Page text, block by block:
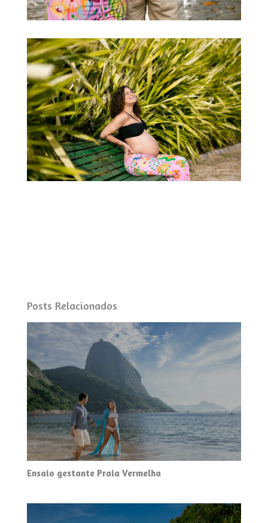
Posts Relacionados
Ensaio gestante Praia Vermelha